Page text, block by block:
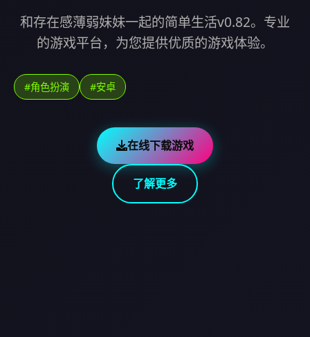
和存在感薄弱妹妹一起的简单生活v0.82。专业
的游戏平台，为您提供优质的游戏体验。
#角色扮演 #安卓
在线下载游戏
了解更多